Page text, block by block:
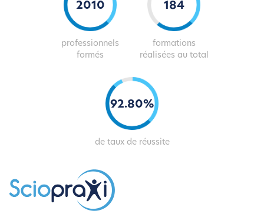
2047
professionnels
formés
187
formations
réalisées au total
94.82%
de taux de réussite